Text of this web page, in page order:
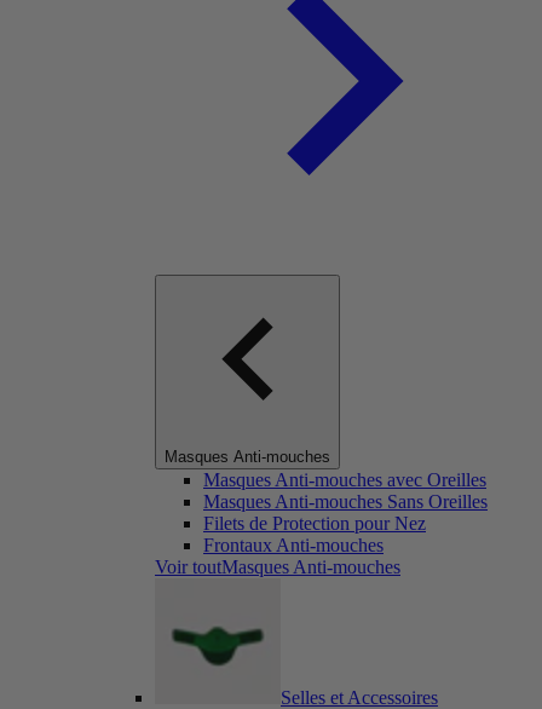
Masques Anti-mouches
Masques Anti-mouches avec Oreilles
Masques Anti-mouches Sans Oreilles
Filets de Protection pour Nez
Frontaux Anti-mouches
Voir toutMasques Anti-mouches
Selles et Accessoires